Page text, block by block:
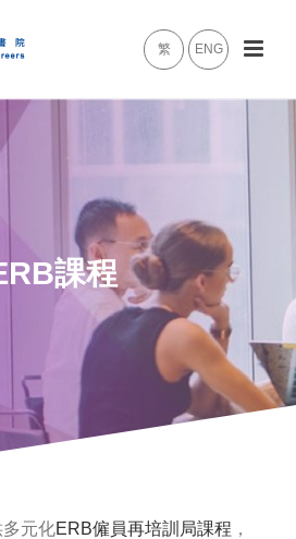
繁 ENG
課程
元化ERB僱員再培訓局課程 ，